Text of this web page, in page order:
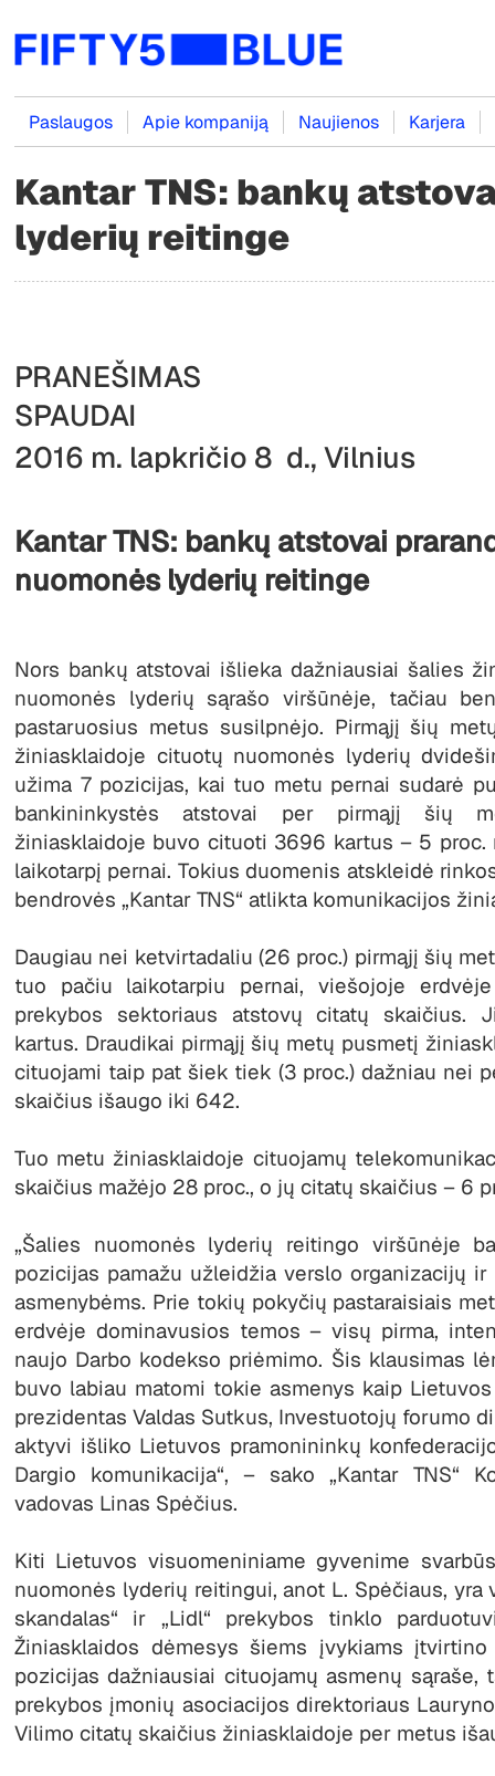
Paslaugos Apie kompaniją Naujienos Karjera
Kantar TNS: bankų
lyderių reitinge
PRANEŠIMAS
2016 m. lapkričio 8 d., Vilnius
Kantar TNS: bankų atstovai
nuomonės lyderių reitinge
Nors bankų atstovai išlieka dažniausiai šalies
nuomonės lyderių sąrašo viršūnėje, tačiau
pastaruosius metus susilpnėjo. Pirmąjį šių
žiniasklaidoje cituotų nuomonės lyderių
užima 7 pozicijas, kai tuo metu pernai sudarė
bankininkystės atstovai per pirmąjį šių
žiniasklaidoje buvo cituoti 3696 kartus – 5
laikotarpį pernai. Tokius duomenis atskleidė
bendrovės „Kantar TNS“ atlikta komunikacijos
Daugiau nei ketvirtadaliu (26 proc.) pirmąjį šių
tuo pačiu laikotarpiu pernai, viešojoje
prekybos sektoriaus atstovų citatų skaičius.
kartus. Draudikai pirmąjį šių metų pusmetį
cituojami taip pat šiek tiek (3 proc.) dažniau nei
skaičius išaugo iki 642.
Tuo metu žiniasklaidoje cituojamų
skaičius mažėjo 28 proc., o jų citatų skaičius – 6
„Šalies nuomonės lyderių reitingo viršūnėje
pozicijas pamažu užleidžia verslo organizacijų
asmenybėms. Prie tokių pokyčių pastaraisiais
erdvėje dominavusios temos – visų pirma,
naujo Darbo kodekso priėmimo. Šis klausimas
buvo labiau matomi tokie asmenys kaip
prezidentas Valdas Sutkus, Investuotojų forumo
aktyvi išliko Lietuvos pramonininkų
Dargio komunikacija“, – sako „Kantar TNS“
vadovas Linas Spėčius.
Kiti Lietuvos visuomeniniame gyvenime
nuomonės lyderių reitingui, anot L. Spėčiaus, yra
skandalas“ ir „Lidl“ prekybos tinklo
Žiniasklaidos dėmesys šiems įvykiams
pozicijas dažniausiai cituojamų asmenų sąraše,
prekybos įmonių asociacijos direktoriaus
Vilimo citatų skaičius žiniasklaidoje per metus